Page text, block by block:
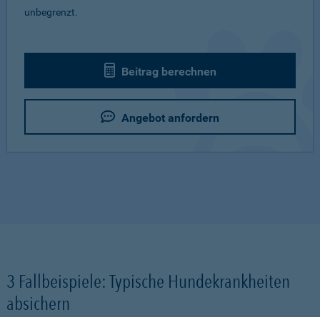
unbegrenzt.
Beitrag berechnen
Angebot anfordern
3 Fallbeispiele: Typische Hundekrankheiten
absichern